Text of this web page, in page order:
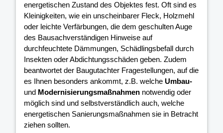
energetischen Zustand des Objektes fest. Oft sind es
Kleinigkeiten, wie ein unscheinbarer Fleck, Holzmehl
oder leichte Verfärbungen, die dem geschulten Auge
des Bausachverständigen Hinweise auf
durchfeuchtete Dämmungen, Schädlingsbefall durch
Insekten oder Abdichtungsschäden geben. Zudem
beantwortet der Baugutachter Fragestellungen, auf die
es Ihnen besonders ankommt, z.B. welche Umbau-
und Modernisierungsmaßnahmen notwendig oder
möglich sind und selbstverständlich auch, welche
energetischen Sanierungsmaßnahmen sie in Betracht
ziehen sollten.